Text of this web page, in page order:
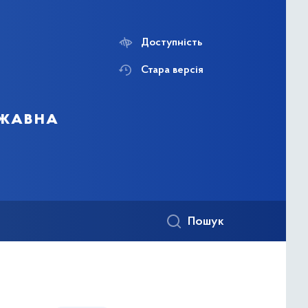
Доступність
Стара версія
Пошук